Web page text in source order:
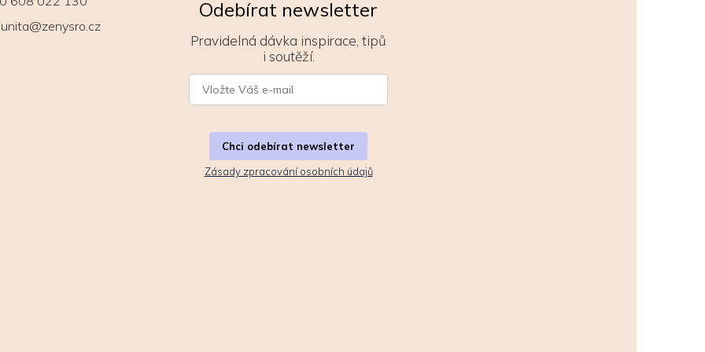
Odebírat newsletter
Pravidelná dávka inspirace, tipů
i soutěží.
Chci odebírat newsletter
Zásady zpracování osobních údajů